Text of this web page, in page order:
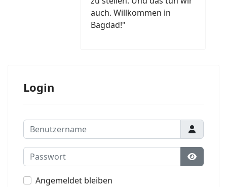
auch. Willkommen in
Bagdad!"
Login
Benutzername
Passwort
Angemeldet bleiben